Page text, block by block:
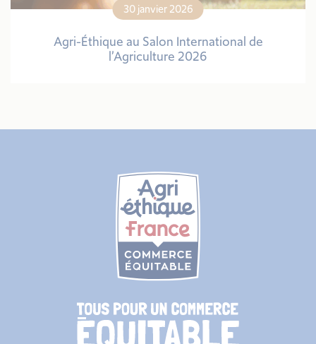
Agri-Éthique au Salon International de
l’Agriculture 2026
30 janvier 2026